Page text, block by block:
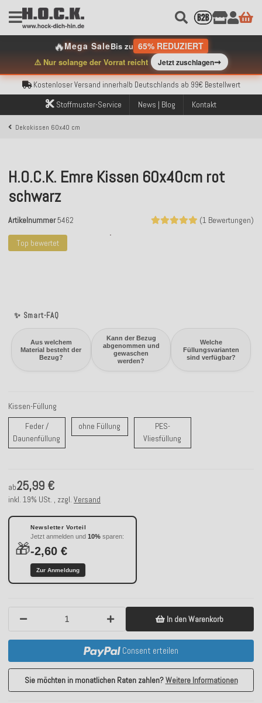
🔥Mega SaleBis zu 65% REDUZIERT
⚠️ Nur solange der Vorrat reicht Jetzt zuschlagen➞
Kostenloser Versand innerhalb Deutschlands ab 99€ Bestellwert
Über 120.000 erfolgreich versendete Bestellungen
Sicher bezahlen mit Klarna, PayPal & Amazon Pay
Kostenloser Versand innerhalb Deutschlands ab 99€ Bestellwert
Über 120.000 erfolgreich versendete Bestellungen
Sicher bezahlen mit Klarna, PayPal & Amazon Pay
Kostenloser Versand innerhalb Deutschlands ab 99€ Bestellwert
Stoffmuster-Service News | Blog Kontakt
Dekokissen 60x40 cm
Top bewertet
✨ Smart-FAQ
Aus welchem
Material besteht der
Bezug?
Kann der Bezug
abgenommen und
gewaschen
werden?
Welche
Füllungsvarianten
sind verfügbar?
H.O.C.K. Emre Kissen 60x40cm rot
schwarz
(1 Bewertungen)
Artikelnummer5462
Kissen-Füllung
Feder /
Daunenfüllung Feder / Daunenfüllung
ohne Füllung ohne FüllungPES-
Vliesfüllung
ab25,99 €
inkl. 19% USt. , zzgl. Versand
🎁
Newsletter Vorteil
Jetzt anmelden und 10% sparen:
-2,60 €
Zur Anmeldung
In den Warenkorb
Consent erteilen
Sie möchten in monatlichen Raten zahlen?Weitere Informationen